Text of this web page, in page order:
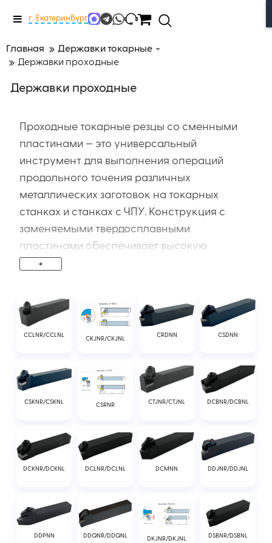
Меню
г. Екатеринбург
Главная
Державки токарные
Державки проходные
Державки проходные
Проходные токарные резцы со сменными
пластинами — это универсальный
инструмент для выполнения операций
продольного точения различных
металлических заготовок на токарных
станках и станках с ЧПУ. Конструкция с
заменяемыми твердосплавными
пластинами обеспечивает высокую
точность обработки, стабильность резания
износе требуется замена только режущего
элемента, а не всей державки.
+
CCLNR/CCLNL
CKJNR/CKJNL
CRDNN CSDNN
CSKNR/CSKNL
CSRNR
CTJNR/CTJNL DCBNR/DCBNL
DCKNR/DCKNL DCLNR/DCLNL DCMNN DDJNR/DDJNL
DDPNN DDQNR/DDQNL
DKJNR/DKJNL
DSBNR/DSBNL